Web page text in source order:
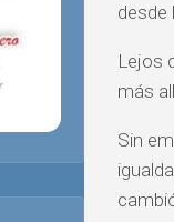
desde
Lejos
más
Sin